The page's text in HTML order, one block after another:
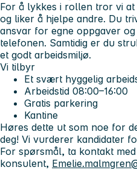
For å lykkes i rollen tror vi at
og liker å hjelpe andre. Du
ansvar for egne oppgaver
telefonen. Samtidig er du
et godt arbeidsmiljø.
Vi tilbyr
Et svært hyggelig
Arbeidstid 08:00–16:00
Gratis parkering
Kantine
Høres dette ut som noe for
deg! Vi vurderer kandidater
For spørsmål, ta kontakt
konsulent,